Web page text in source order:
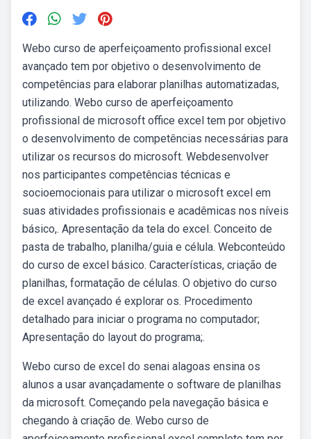
Webo curso de aperfeiçoamento profissional excel
avançado tem por objetivo o desenvolvimento de
competências para elaborar planilhas automatizadas,
utilizando. Webo curso de aperfeiçoamento
profissional de microsoft office excel tem por objetivo
o desenvolvimento de competências necessárias para
utilizar os recursos do microsoft. Webdesenvolver
nos participantes competências técnicas e
socioemocionais para utilizar o microsoft excel em
suas atividades profissionais e acadêmicas nos níveis
básico,. Apresentação da tela do excel. Conceito de
pasta de trabalho, planilha/guia e célula. Webconteúdo
do curso de excel básico. Características, criação de
planilhas, formatação de células. O objetivo do curso
de excel avançado é explorar os. Procedimento
detalhado para iniciar o programa no computador;
Apresentação do layout do programa;.
Webo curso de excel do senai alagoas ensina os
alunos a usar avançadamente o software de planilhas
da microsoft. Começando pela navegação básica e
chegando à criação de. Webo curso de